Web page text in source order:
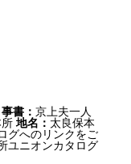
事書：京上夫一人
地名： 太良保本
グへのリンクをご
ユニオンカタログ